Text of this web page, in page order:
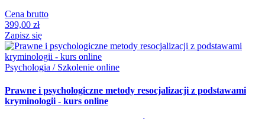
Cena brutto
399,00 zł
Zapisz się
Psychologia / Szkolenie online
Prawne i psychologiczne metody resocjalizacji z podstawami
kryminologii - kurs online